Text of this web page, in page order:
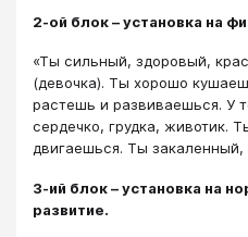
2-ой блок – установка на
«Ты сильный, здоровый,
(девочка). Ты хорошо
растешь и развиваешься. У
сердечко, грудка, животик.
двигаешься. Ты
3-ий блок – установка на
развитие.